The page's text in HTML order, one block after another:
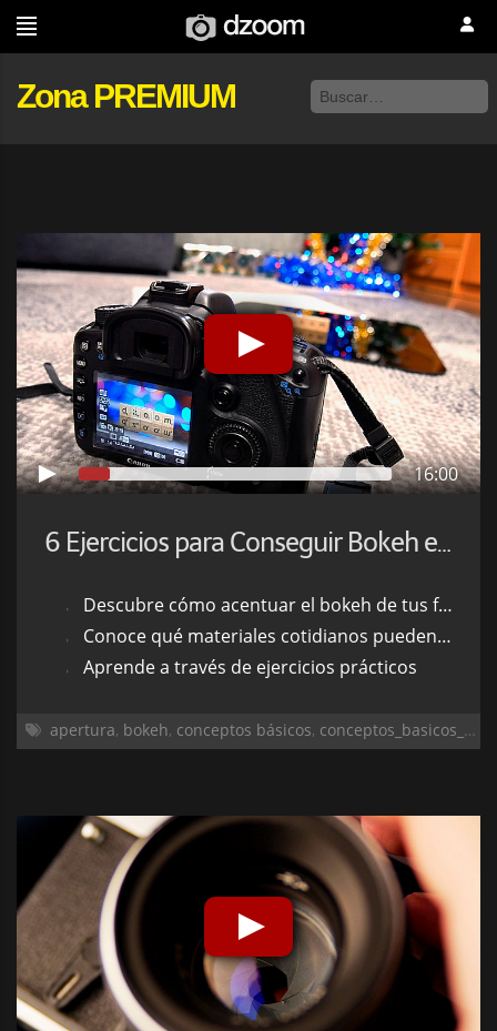
Zona PREMIUM
16:00
6 Ejercicios para Conseguir Bokeh en Tus Fotografías
Descubre cómo acentuar el bokeh de tus fotografías
Conoce qué materiales cotidianos pueden producirlo
Aprende a través de ejercicios prácticos
apertura, bokeh, conceptos básicos, conceptos_basicos_2 ,